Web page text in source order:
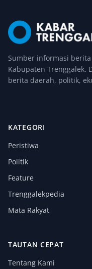
Sumber informasi
Kabupaten Trenggalek.
berita daerah, politik,
KATEGORI
Peristiwa
Politik
Feature
Trenggalekpedia
Mata Rakyat
TAUTAN CEPAT
Tentang Kami